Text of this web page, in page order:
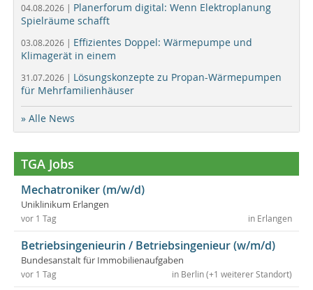
04.08.2026 | Planerforum digital: Wenn Elektroplanung
Spielräume schafft
03.08.2026 | Effizientes Doppel: Wärmepumpe und
Klimagerät in einem
31.07.2026 | Lösungskonzepte zu Propan-Wärmepumpen
für Mehrfamilienhäuser
» Alle News
TGA Jobs
Mechatroniker (m/w/d)
Uniklinikum Erlangen
in Erlangen
vor 1 Tag
Betriebsingenieurin / Betriebsingenieur (w/m/d)
Bundesanstalt für Immobilienaufgaben
in Berlin (+1 weiterer Standort)
vor 1 Tag